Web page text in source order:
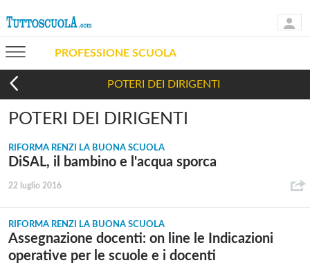
PROFESSIONE SCUOLA
POTERI DEI DIRIGENTI
POTERI DEI DIRIGENTI
RIFORMA RENZI LA BUONA SCUOLA
DiSAL, il bambino e l'acqua sporca
22 luglio 2016
RIFORMA RENZI LA BUONA SCUOLA
Assegnazione docenti: on line le Indicazioni
operative per le scuole e i docenti